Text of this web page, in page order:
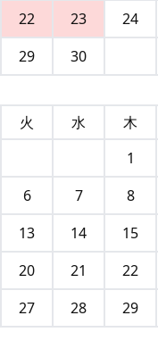
22 23 24
29 30
火 水 木
1
6 7 8
13 14 15
20 21 22
27 28 29